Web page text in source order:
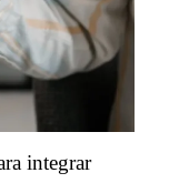
integrar